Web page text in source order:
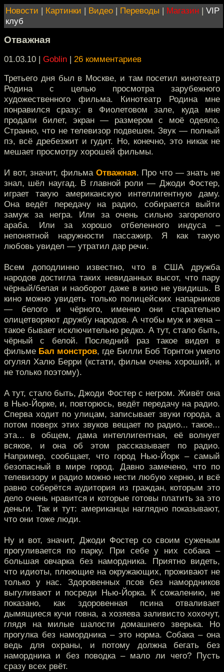
Новости | Картинки | Видео | Переводы | Магазин | VIP
клуб
Отважная
01.03.10 | Goblin | 26 комментариев
Третьего дня был в Москве, и там посетил кинотеатр
Родина с целью просмотра зарубежного
художественного фильма. Кинотеатр Родина мне
понравился сразу: в Фиолетовом зале, куда мне
продали билет, экран — размером с моё одеяло.
Странно, что не телевизор подвешен. Звук — полный
пэ, всё дребезжит и гудит. Но, конечно, это никак не
мешает просмотру хорошей фильмы.
И вот, значит, фильма Отважная. Про что — знать не
знал, шёл наугад. В главной роли — Джоди Фостер,
играет такую американскую интеллигентную даму.
Она ведёт передачу на радио, собирается выйти
замуж за негра. Или за очень сильно загорелого
араба. Или за хорошо отбеленного индуса –
непонятной наружности пассажир. Я как такую
любовь увидел — утратил дар речи.
Всем доподлинно известно, что в США дружба
народов достигла таких невиданных высот, что пару
чёрный/белая и наоборот даже в кино не увидишь. В
кино можно увидеть только полицейских напарников
— белого и чёрного, именно они старательно
олицетворяют дружбу народов. А чтобы муж и жена –
такое бывает исключительно редко. А тут, стало быть,
чёрный с белой. Последний раз такое видел в
фильме Бал монстров, где Билли Боб Торнтон умело
огулял Халю Берри (кстати, фильм очень хороший, и
не только поэтому).
А тут, стало быть, Джоди Фостер с негром. Живёт она
в Нью-Йорке, и, повторюсь, ведёт передачу на радио.
Сперва ходит по улицам, записывает звуки города, а
потом поверх этих звуков вещает по радио... такое...
эта... в общем, дама интеллигентная, её волнует
всякое, и она об этом рассказывает по радио.
Например, сообщает, что город Нью-Йорк – самый
безопасный в мире город. Давно замечено, что по
телевизору и радио можно нести любую херню, и всё
равно соберётся аудитория из граждан, которым это
дело очень нравится и которые готовы платить за это
деньги. Так и тут: американцы наглядно показывают,
что они тоже люди.
Ну и вот, значит, Джоди Фостер со своим суженым
прогуливается по парку. При себе у них собака –
большая овчарка без намордника. Приятно видеть,
что идиоты, плюющие на окружающих, проживают не
только у нас. Здоровенных псов без намордников
выгуливают и посреди Нью-Йорка. К сожалению, не
показано, как здоровенная псина отваливает
дымящиеся кучи говна, а хозяева заливисто хохочут,
глядя на милые шалости домашнего зверька. Но
прогулка без намордника – это норма. Собака – она
ведь для охраны, и потому должна бегать без
намордника и без поводка – мало ли чего? Пусть
сразу всех рвёт.